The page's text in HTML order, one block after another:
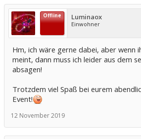
Offline Luminaox
Einwohner
Hm, ich wäre gerne dabei, aber wenn
meint, dann muss ich leider aus dem
absagen!
Trotzdem viel Spaß bei eurem
Event!
12 November 2019